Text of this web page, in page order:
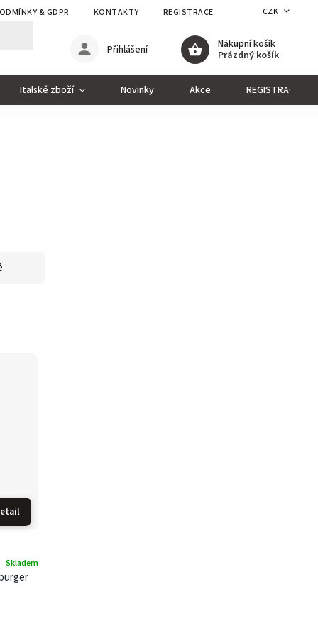
& GDPR KONTAKTY REGISTRACE CZK
Nákupní košík
Prázdný košík
Přihlášení
Italské zboží Novinky Akce REGISTRACE
Skladem